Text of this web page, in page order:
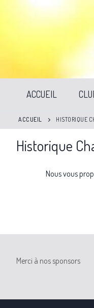
ACCUEIL
ACCUEIL HISTORIQUE
Historique
Nous vous
Merci à nos sponsors